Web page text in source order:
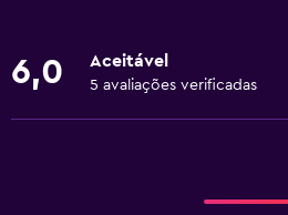
6,0 Aceitável
5 avaliações verificadas